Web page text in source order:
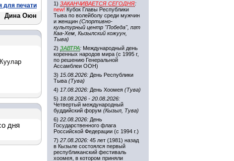
для печати
Дина Оюн
дня
1) ЗАКАНЧИВАЕТСЯ СЕГОДНЯ:
new! Кубок Главы Республики
Тыва по волейболу среди мужчин
и женщин (Спортивно-
культурный центр "Победа", пгт
Каа-Хем, Кызылский кожуун,
Тыва)
2) ЗАВТРА: Международный день
коренных народов мира (с 1995 г,
по решению Генеральной
Ассамблеи ООН)
3) 15.08.2026: День Республики
Тыва (Тува)
4) 17.08.2026: День Хоомея (Тува)
5) 18.08.2026 - 20.08.2026:
Четвертый международный
буддийский форум (Кызыл, Тува)
6) 22.08.2026: День
Государственного флага
Российской Федерации (с 1994 г.)
7) 27.08.2026: 45 лет (1981) назад
в Кызыле состоялся первый
республиканский фестиваль
хоомея, в котором приняли